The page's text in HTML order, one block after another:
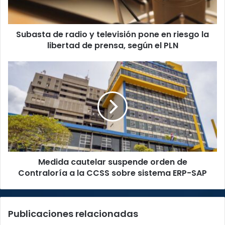
riesgo
la
libertad
según
PLN
Subasta de radio y televisión pone en riesgo la
libertad de prensa, según el PLN
Medida
suspende
orden
Contraloría
a
la
CCSS
sistema
Medida cautelar suspende orden de
Contraloría a la CCSS sobre sistema ERP-SAP
Publicaciones relacionadas